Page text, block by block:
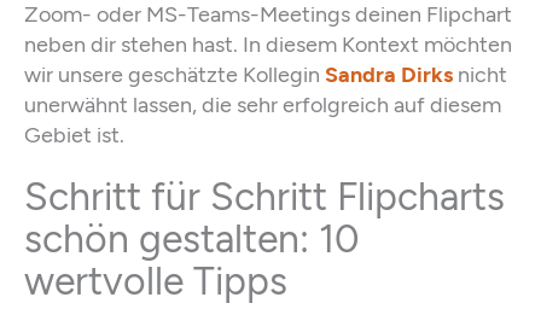
Zoom- oder MS-Teams-Meetings deinen Flipchart
neben dir stehen hast. In diesem Kontext möchten
wir unsere geschätzte Kollegin Sandra Dirks nicht
unerwähnt lassen, die sehr erfolgreich auf diesem
Gebiet ist.
Schritt für Schritt Flipcharts
schön gestalten: 10
wertvolle Tipps